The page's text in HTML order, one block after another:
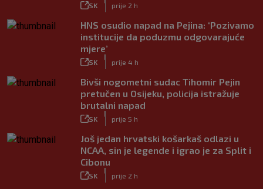
SK prije 2 h
HNS osudio napad na Pejina: ‘Pozivamo
institucije da poduzmu odgovarajuće
mjere’
SK prije 4 h
Bivši nogometni sudac Tihomir Pejin
pretučen u Osijeku, policija istražuje
brutalni napad
SK prije 5 h
Još jedan hrvatski košarkaš odlazi u
NCAA, sin je legende i igrao je za Split i
Cibonu
SK prije 2 h